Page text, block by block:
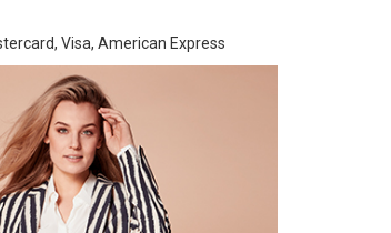
Visa, American Express